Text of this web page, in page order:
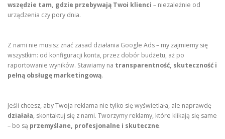
wszędzie tam, gdzie przebywają Twoi klienci – niezależnie od
urządzenia czy pory dnia.
Z nami nie musisz znać zasad działania Google Ads – my zajmiemy się
wszystkim: od konfiguracji konta, przez dobór budżetu, aż po
raportowanie wyników. Stawiamy na transparentność, skuteczność i
pełną obsługę marketingową.
Jeśli chcesz, aby Twoja reklama nie tylko się wyświetlała, ale naprawdę
działała, skontaktuj się z nami. Tworzymy reklamy, które klikają się same
– bo są przemyślane, profesjonalne i skuteczne.